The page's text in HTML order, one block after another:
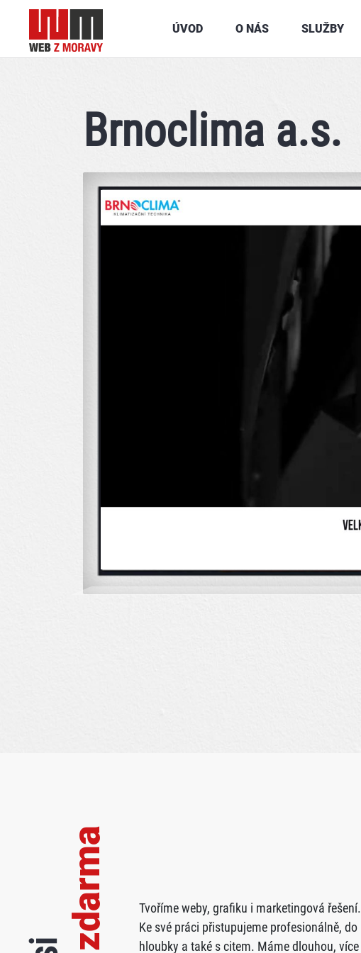
ÚVOD O NÁS SLUŽBY
Brnoclima a.s.
zdarma
Tvoříme weby, grafiku i marketingová řešení.
Ke své práci přistupujeme profesionálně, do
hloubky a také s citem. Máme dlouhou, více